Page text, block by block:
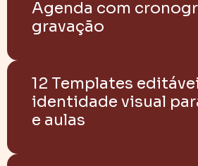
Agenda com
gravação
12 Templates
identidade visual
e aulas